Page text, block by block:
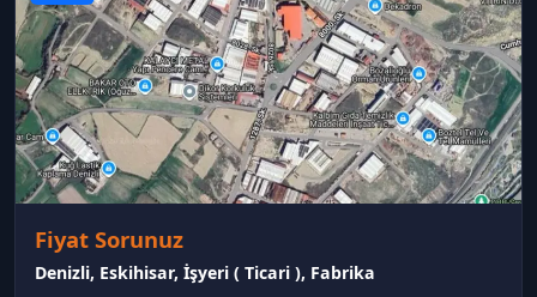
Fiyat Sorunuz
Denizli, Eskihisar, İşyeri ( Ticari ), Fabrika